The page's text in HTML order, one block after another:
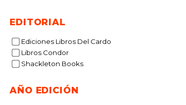
EDITORIAL
Ediciones Libros Del Cardo
Libros Condor
Shackleton Books
AÑO EDICIÓN